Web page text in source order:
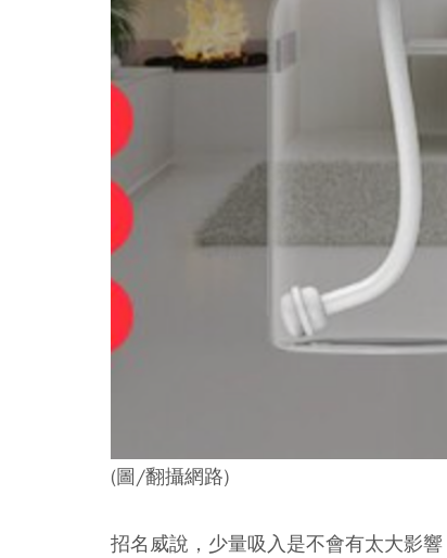
(圖/翻攝網路)
招名威說，少量吸入是不會有太大影